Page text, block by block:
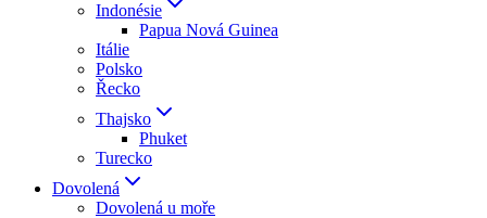
Indonésie
Papua Nová Guinea
Itálie
Polsko
Řecko
Thajsko
Phuket
Turecko
Dovolená
Dovolená u moře